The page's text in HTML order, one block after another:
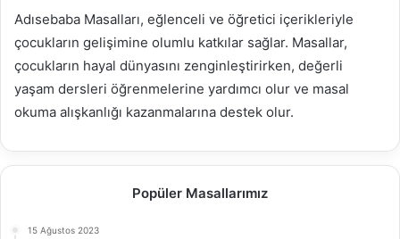
Adısebaba Masalları, eğlenceli ve öğretici içerikleriyle
çocukların gelişimine olumlu katkılar sağlar. Masallar,
çocukların hayal dünyasını zenginleştirirken, değerli
yaşam dersleri öğrenmelerine yardımcı olur ve masal
okuma alışkanlığı kazanmalarına destek olur.
Popüler Masallarımız
15 Ağustos 2023